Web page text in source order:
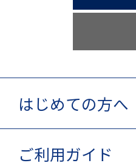
はじめての方へ
ご利用ガイド